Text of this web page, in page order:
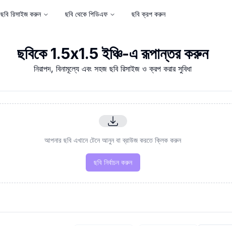
ছবি রিসাইজ করুন ছবি থেকে পিডিএফ ছবি ক্রপ করুন
ছবিকে 1.5x1.5 ইঞ্চি-এ রূপান্তর করুন
নিরাপদ, বিনামূল্যে এবং সহজ ছবি রিসাইজ ও ক্রপ করার সুবিধা
আপনার ছবি এখানে টেনে আনুন বা ব্রাউজ করতে ক্লিক করুন
ছবি নির্বাচন করুন